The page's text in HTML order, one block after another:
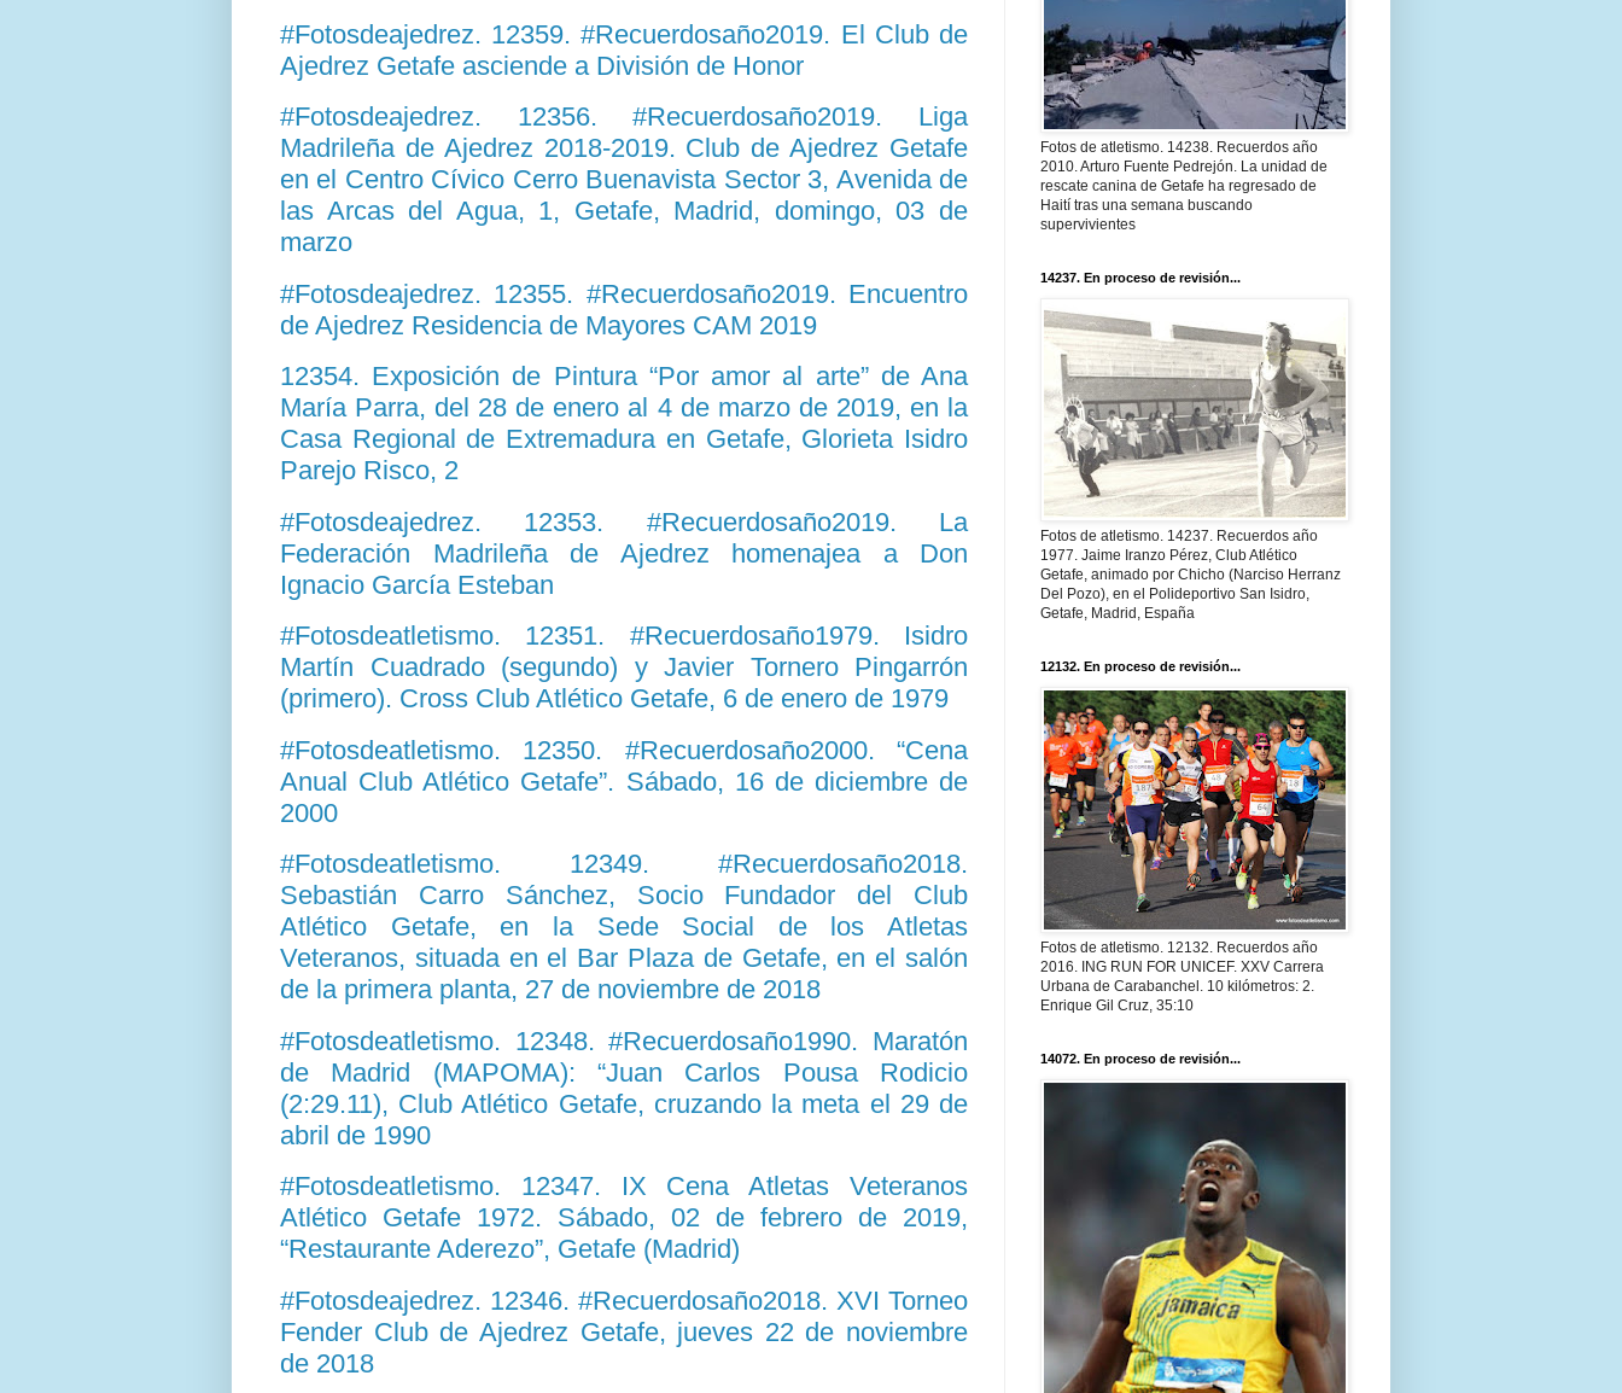
#Fotosdeajedrez. 12359. #Recuerdosaño2019. El Club de
Ajedrez Getafe asciende a División de Honor
#Fotosdeajedrez. 12356. #Recuerdosaño2019. Liga
Madrileña de Ajedrez 2018-2019. Club de Ajedrez Getafe
en el Centro Cívico Cerro Buenavista Sector 3, Avenida de
las Arcas del Agua, 1, Getafe, Madrid, domingo, 03 de
marzo
#Fotosdeajedrez. 12355. #Recuerdosaño2019. Encuentro
de Ajedrez Residencia de Mayores CAM 2019
12354. Exposición de Pintura “Por amor al arte” de Ana
María Parra, del 28 de enero al 4 de marzo de 2019, en la
Casa Regional de Extremadura en Getafe, Glorieta Isidro
Parejo Risco, 2
#Fotosdeajedrez. 12353. #Recuerdosaño2019. La
Federación Madrileña de Ajedrez homenajea a Don
Ignacio García Esteban
#Fotosdeatletismo. 12351. #Recuerdosaño1979. Isidro
Martín Cuadrado (segundo) y Javier Tornero Pingarrón
(primero). Cross Club Atlético Getafe, 6 de enero de 1979
#Fotosdeatletismo. 12350. #Recuerdosaño2000. “Cena
Anual Club Atlético Getafe”. Sábado, 16 de diciembre de
2000
#Fotosdeatletismo. 12349. #Recuerdosaño2018.
Sebastián Carro Sánchez, Socio Fundador del Club
Atlético Getafe, en la Sede Social de los Atletas
Veteranos, situada en el Bar Plaza de Getafe, en el salón
de la primera planta, 27 de noviembre de 2018
#Fotosdeatletismo. 12348. #Recuerdosaño1990. Maratón
de Madrid (MAPOMA): “Juan Carlos Pousa Rodicio
(2:29.11), Club Atlético Getafe, cruzando la meta el 29 de
abril de 1990
#Fotosdeatletismo. 12347. IX Cena Atletas Veteranos
Atlético Getafe 1972. Sábado, 02 de febrero de 2019,
“Restaurante Aderezo”, Getafe (Madrid)
#Fotosdeajedrez. 12346. #Recuerdosaño2018. XVI Torneo
Fender Club de Ajedrez Getafe, jueves 22 de noviembre
de 2018
Fotos de atletismo. 14238. Recuerdos año
2010. Arturo Fuente Pedrejón. La unidad de
rescate canina de Getafe ha regresado de
Haití tras una semana buscando
supervivientes
14237. En proceso de revisión...
Fotos de atletismo. 14237. Recuerdos año
1977. Jaime Iranzo Pérez, Club Atlético
Getafe, animado por Chicho (Narciso Herranz
Del Pozo), en el Polideportivo San Isidro,
Getafe, Madrid, España
12132. En proceso de revisión...
Fotos de atletismo. 12132. Recuerdos año
2016. ING RUN FOR UNICEF. XXV Carrera
Urbana de Carabanchel. 10 kilómetros: 2.
Enrique Gil Cruz, 35:10
14072. En proceso de revisión...